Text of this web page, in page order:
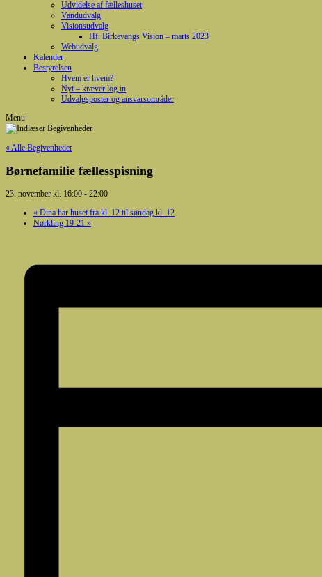
Udvidelse af fælleshuset
Vandudvalg
Visionsudvalg
Hf. Birkevangs Vision – marts 2023
Webudvalg
Kalender
Bestyrelsen
Hvem er hvem?
Nyt – kræver log in
Udvalgsposter og ansvarsområder
Menu
« Alle Begivenheder
Børnefamilie fællesspisning
23. november kl. 16:00 - 22:00
« Dina har huset fra kl. 12 til søndag kl. 12
Nørkling 19-21 »